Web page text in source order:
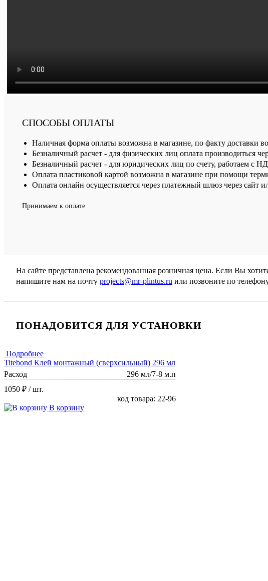
СПОСОБЫ ОПЛАТЫ
Наличная форма оплаты возможна в магазине, по факту доставки
Безналичный расчет - для физических лиц оплата производиться
Безналичный расчет - для юридических лиц по счету, работаем с
Оплата пластиковой картой возможна в магазине при помощи
Оплата онлайн осуществляется через платежный шлюз через сайт
Принимаем к оплате
На сайте представлена рекомендованная розничная цена. Если Вы
напишите нам на почту projects@mr-plintus.ru или позвоните по
ПОНАДОБИТСЯ ДЛЯ УСТАНОВКИ
Подробнее
Titebond Клей монтажный (сверхсильный) 296 мл
Расход
296 мл/7-8 м.п
1050 ₽ / шт.
код товара: 22-96
В корзину